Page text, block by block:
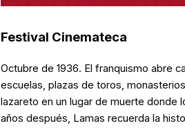
Festival Cinemateca
Octubre de 1936. El franquismo abre
escuelas, plazas de toros,
lazareto en un lugar de muerte donde
años después, Lamas recuerda la